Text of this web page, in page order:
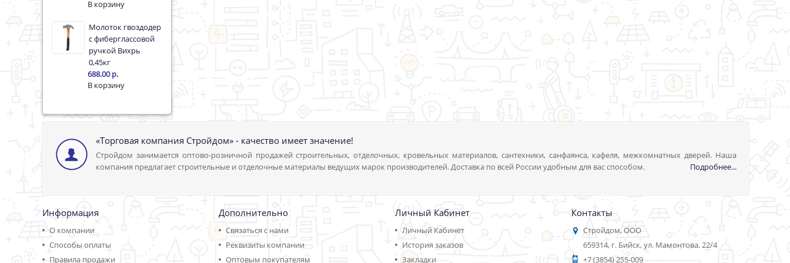
Молоток гвоздодер
с фиберглассовой
ручкой Вихрь
0,45кг
688.00 р.
«Торговая компания Стройдом» - качество имеет значение!
Стройдом занимается оптово-розничной продажей строительных, отделочных, кровельных материалов, сантехники, санфаянса, кафеля, межкомнатных дверей. Наша
компания предлагает строительные и отделочные материалы ведущих марок производителей. Доставка по всей России удобным для вас способом.
Подробнее...
Информация
О компании
Способы оплаты
Правила продажи
Дополнительно
Связаться с нами
Реквизиты компании
Оптовым покупателям
Личный Кабинет
Личный Кабинет
История заказов
Закладки
Контакты
Стройдом, ООО
659314, г. Бийск, ул. Мамонтова, 22/4
+7 (3854) 255-009